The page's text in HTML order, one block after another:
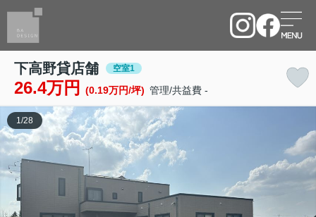
下高野貸店舗 空室1
26.4万円 (0.19万円/坪) 管理/共益費 -
1 /28